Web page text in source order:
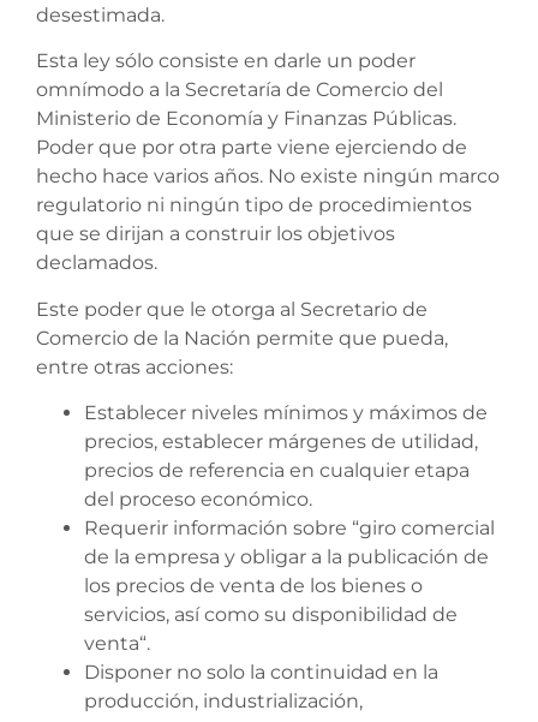
desestimada.
Esta ley sólo consiste en darle un poder
omnímodo a la Secretaría de Comercio del
Ministerio de Economía y Finanzas Públicas.
Poder que por otra parte viene ejerciendo de
hecho hace varios años. No existe ningún marco
regulatorio ni ningún tipo de procedimientos
que se dirijan a construir los objetivos
declamados.
Este poder que le otorga al Secretario de
Comercio de la Nación permite que pueda,
entre otras acciones:
Establecer niveles mínimos y máximos de
precios, establecer márgenes de utilidad,
precios de referencia en cualquier etapa
del proceso económico.
Requerir información sobre “giro comercial
de la empresa y obligar a la publicación de
los precios de venta de los bienes o
servicios, así como su disponibilidad de
venta“.
Disponer no solo la continuidad en la
producción, industrialización,